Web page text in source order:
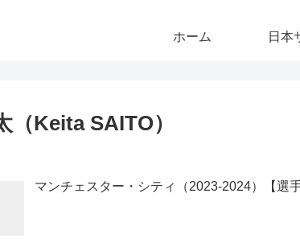
ホーム 日本
（Keita SAITO）
マンチェスター・シティ（2023-2024）【選手